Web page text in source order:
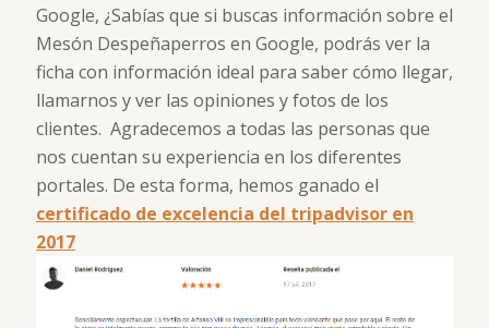
Google, ¿Sabías que si buscas información sobre el
Mesón Despeñaperros en Google, podrás ver la
ficha con información ideal para saber cómo llegar,
llamarnos y ver las opiniones y fotos de los
clientes. Agradecemos a todas las personas que
nos cuentan su experiencia en los diferentes
portales. De esta forma, hemos ganado el
certificado de excelencia del tripadvisor en
2017